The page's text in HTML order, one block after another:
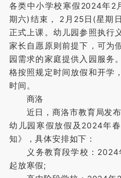
各类中小学校寒假2024年2
期六)结束， 2月25日(星期
正式上课。幼儿园参照执行
家长自愿原则前提下，可为
园需求的家庭提供入园服务
格按照规定时间放假和开学
时间。
商洛
近日，商洛市教育局发布
幼儿园寒假放假及2024年
知》，具体安排如下：
义务教育段学校：2024
起放寒假;